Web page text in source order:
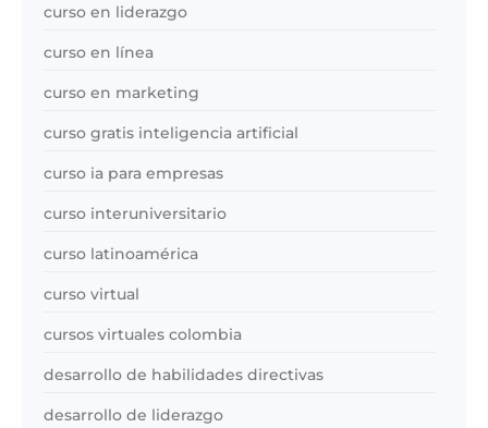
curso en liderazgo
curso en línea
curso en marketing
curso gratis inteligencia artificial
curso ia para empresas
curso interuniversitario
curso latinoamérica
curso virtual
cursos virtuales colombia
desarrollo de habilidades directivas
desarrollo de liderazgo